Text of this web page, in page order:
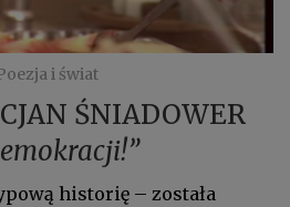
i świat
ŚNIADOWER
historię – została